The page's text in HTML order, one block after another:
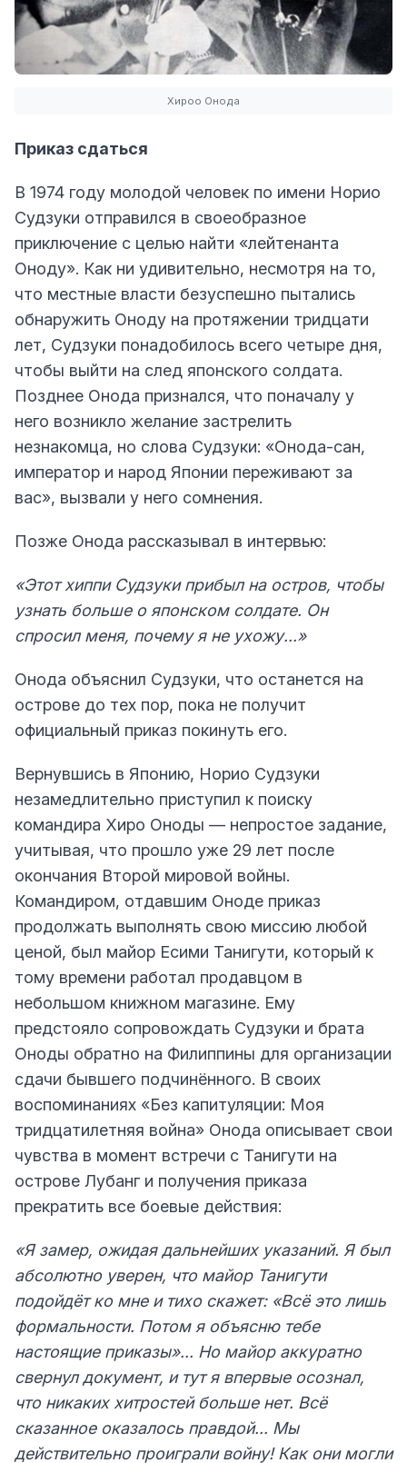
Хироо Онода
Приказ сдаться
В 1974 году молодой человек по имени Норио
Судзуки отправился в своеобразное
приключение с целью найти «лейтенанта
Оноду». Как ни удивительно, несмотря на то,
что местные власти безуспешно пытались
обнаружить Оноду на протяжении тридцати
лет, Судзуки понадобилось всего четыре дня,
чтобы выйти на след японского солдата.
Позднее Онода признался, что поначалу у
него возникло желание застрелить
незнакомца, но слова Судзуки: «Онода-сан,
император и народ Японии переживают за
вас», вызвали у него сомнения.
Позже Онода рассказывал в интервью:
«Этот хиппи Судзуки прибыл на остров, чтобы
узнать больше о японском солдате. Он
спросил меня, почему я не ухожу...»
Онода объяснил Судзуки, что останется на
острове до тех пор, пока не получит
официальный приказ покинуть его.
Вернувшись в Японию, Норио Судзуки
незамедлительно приступил к поиску
командира Хиро Оноды — непростое задание,
учитывая, что прошло уже 29 лет после
окончания Второй мировой войны.
Командиром, отдавшим Оноде приказ
продолжать выполнять свою миссию любой
ценой, был майор Есими Танигути, который к
тому времени работал продавцом в
небольшом книжном магазине. Ему
предстояло сопровождать Судзуки и брата
Оноды обратно на Филиппины для организации
сдачи бывшего подчинённого. В своих
воспоминаниях «Без капитуляции: Моя
тридцатилетняя война» Онода описывает свои
чувства в момент встречи с Танигути на
острове Лубанг и получения приказа
прекратить все боевые действия:
«Я замер, ожидая дальнейших указаний. Я был
абсолютно уверен, что майор Танигути
подойдёт ко мне и тихо скажет: «Всё это лишь
формальности. Потом я объясню тебе
настоящие приказы»... Но майор аккуратно
свернул документ, и тут я впервые осознал,
что никаких хитростей больше нет. Всё
сказанное оказалось правдой... Мы
действительно проиграли войну! Как они могли